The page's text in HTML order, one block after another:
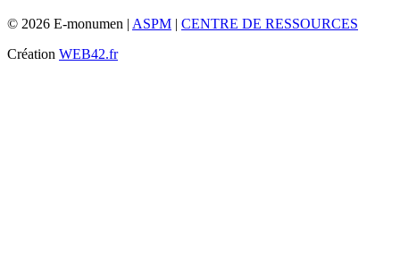
© 2026 E-monumen | ASPM | CENTRE DE RESSOURCES
Création WEB42.fr